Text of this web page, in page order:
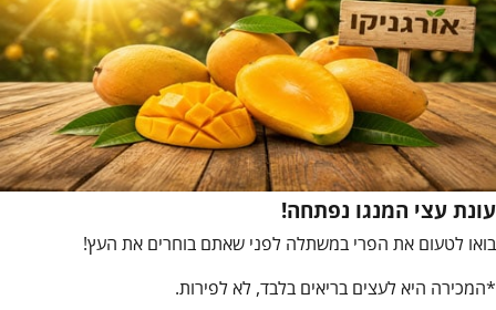
עונת עצי המנגו נפתחה!
בואו לטעום את הפרי במשתלה לפני שאתם בוחרים את העץ!
*המכירה היא לעצים בריאים בלבד, לא לפירות.